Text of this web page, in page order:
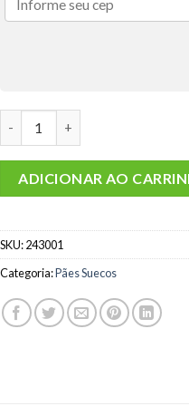
ADICIONAR AO
SKU:243001
Categoria:Pães Suecos